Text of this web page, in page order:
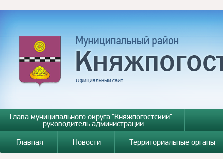
Глава муниципального округа "Княжпогостский" -
руководитель администрации
Главная
Новости Территориальные органы